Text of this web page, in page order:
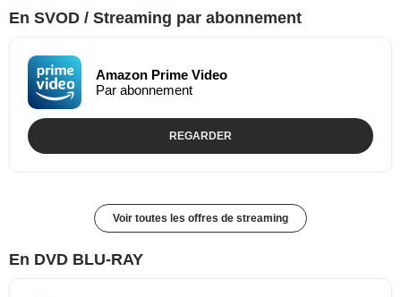
En SVOD / Streaming par abonnement
Amazon Prime Video
Par abonnement
REGARDER
Voir toutes les offres de streaming
En DVD BLU-RAY